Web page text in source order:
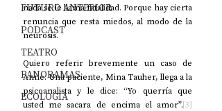
FUTURO ANTERIOR
PODCAST
TEATRO
PANORAMAS
ECOLOGÍA
nada se le llama fatalidad. Porque hay cierta
renuncia que resta miedos, al modo de la
neurosis.
Quiero referir brevemente un caso de
Anne. Una paciente, Mina Tauher, llega a la
psicoanalista y le dice: “Yo querría que
usted me sacara de encima el amor”.[3]